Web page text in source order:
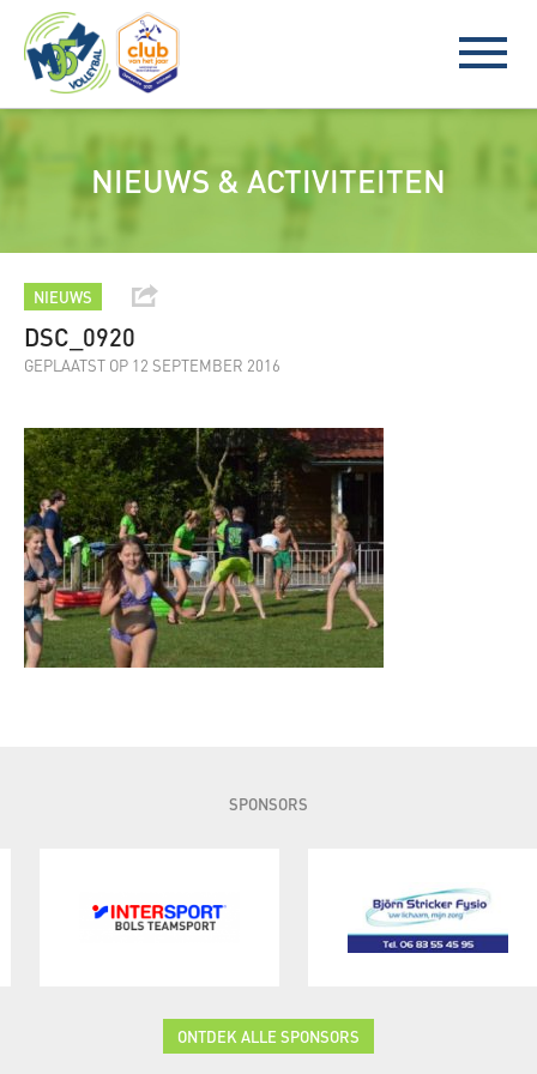
NIEUWS & ACTIVITEITEN
NIEUWS
DSC_0920
GEPLAATST OP 12 SEPTEMBER 2016
SPONSORS
ONTDEK ALLE SPONSORS